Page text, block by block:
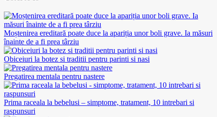
Moștenirea ereditară poate duce la apariția unor boli grave. Ia măsuri
înainte de a fi prea târziu
Obiceiuri la botez si traditii pentru parinti si nasi
Pregatirea mentala pentru nastere
Prima raceala la bebelusi – simptome, tratament, 10 intrebari si
raspunsuri